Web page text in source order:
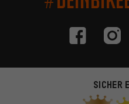
SICHER